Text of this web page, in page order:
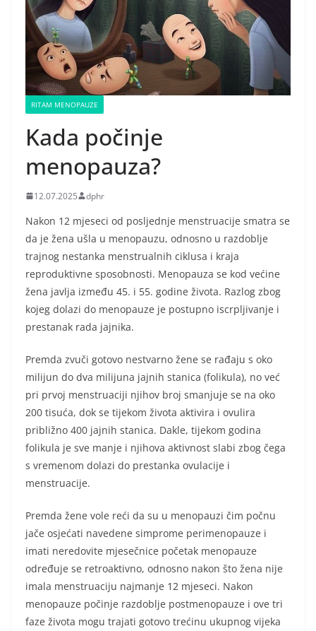
RITAM MENOPAUZE
Kada počinje
menopauza?
12.07.2025 dphr
Nakon 12 mjeseci od posljednje menstruacije smatra se
da je žena ušla u menopauzu, odnosno u razdoblje
trajnog nestanka menstrualnih ciklusa i kraja
reproduktivne sposobnosti. Menopauza se kod većine
žena javlja između 45. i 55. godine života. Razlog zbog
kojeg dolazi do menopauze je postupno iscrpljivanje i
prestanak rada jajnika.
Premda zvuči gotovo nestvarno žene se rađaju s oko
milijun do dva milijuna jajnih stanica (folikula), no već
pri prvoj menstruaciji njihov broj smanjuje se na oko
200 tisuća, dok se tijekom života aktivira i ovulira
približno 400 jajnih stanica. Dakle, tijekom godina
folikula je sve manje i njihova aktivnost slabi zbog čega
s vremenom dolazi do prestanka ovulacije i
menstruacije.
Premda žene vole reći da su u menopauzi čim počnu
jače osjećati navedene simprome perimenopauze i
imati neredovite mjesečnice početak menopauze
određuje se retroaktivno, odnosno nakon što žena nije
imala menstruaciju najmanje 12 mjeseci. Nakon
menopauze počinje razdoblje postmenopauze i ove tri
faze života mogu trajati gotovo trećinu ukupnog vijeka